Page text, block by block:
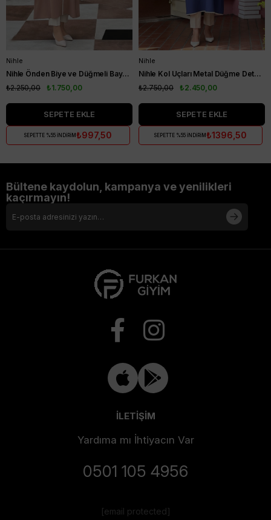
Nihle
Nihle Önden Biye ve Düğmeli Bayan Kap Camel
₺1.750,00
₺2.250,00
SEPETE EKLE
SEPETTE %55 İNDİRİM ₺997,50
Nihle
Nihle Kol Uçları Metal Düğme Detaylı Bayan Kap İndigo
₺2.450,00
₺2.750,00
SEPETE EKLE
SEPETTE %55 İNDİRİM ₺1396,50
Bültene kaydolun, kampanya ve yenilikleri
kaçırmayın!
İLETİŞİM
Yardıma mı İhtiyacın Var
0501 105 4956
[email protected]